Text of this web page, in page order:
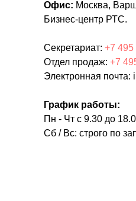
Офис: Москва,
Бизнес-центр РТС.
Секретариат: +7 495
Отдел продаж: +7
Электронная почта:
График работы:
Пн - Чт с 9.30 до
Сб / Вс: строго по